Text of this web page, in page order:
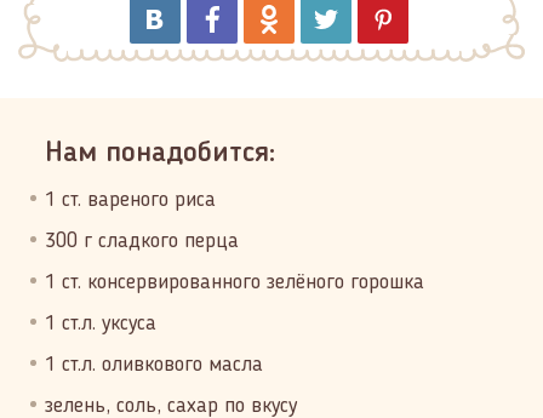
Нам понадобится:
1 ст. вареного риса
300 г сладкого перца
1 ст. консервированного зелёного горошка
1 ст.л. уксуса
1 ст.л. оливкового масла
зелень, соль, сахар по вкусу